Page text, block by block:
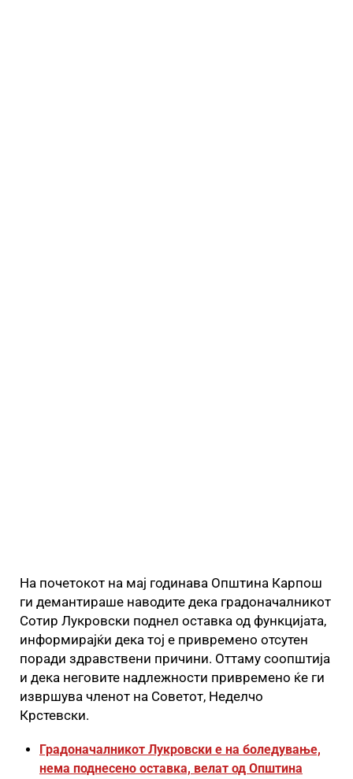
На почетокот на мај годинава Општина Карпош
ги демантираше наводите дека градоначалникот
Сотир Лукровски поднел оставка од функцијата,
информирајќи дека тој е привремено отсутен
поради здравствени причини. Оттаму соопштија
и дека неговите надлежности привремено ќе ги
извршува членот на Советот, Неделчо
Крстевски.
Градоначалникот Лукровски е на боледување,
нема поднесено оставка, велат од Општина